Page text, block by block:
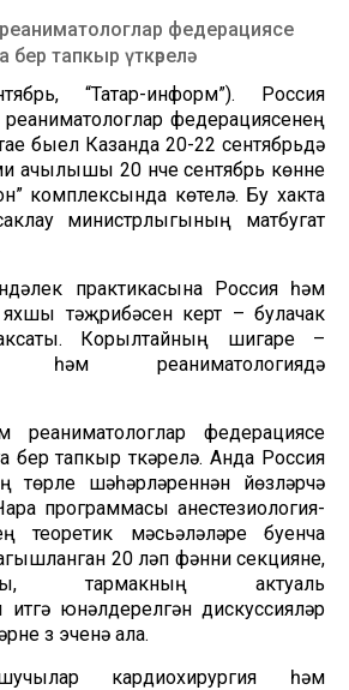
реаниматологлар федерациясе
тапкыр үткәрелә
“Татар-информ”). Россия
реаниматологлар федерациясенең
быел Казанда 20-22 сентябрьдә
ачылышы 20 нче сентябрь көнне
комплексында көтелә. Бу хакта
министрлыгының матбугат
практикасына Россия һәм
тәҗрибәсен кертү – булачак
Корылтайның шигаре –
һәм реаниматологиядә
реаниматологлар федерациясе
бер тапкыр үткәрелә. Анда Россия
төрле шәһәрләреннән йөзләрчә
программасы анестезиология-
теоретик мәсьәләләре буенча
20 ләп фәнни секцияне,
тармакның актуаль
юнәлдерелгән дискуссияләр
үз эченә ала.
кардиохирургия һәм